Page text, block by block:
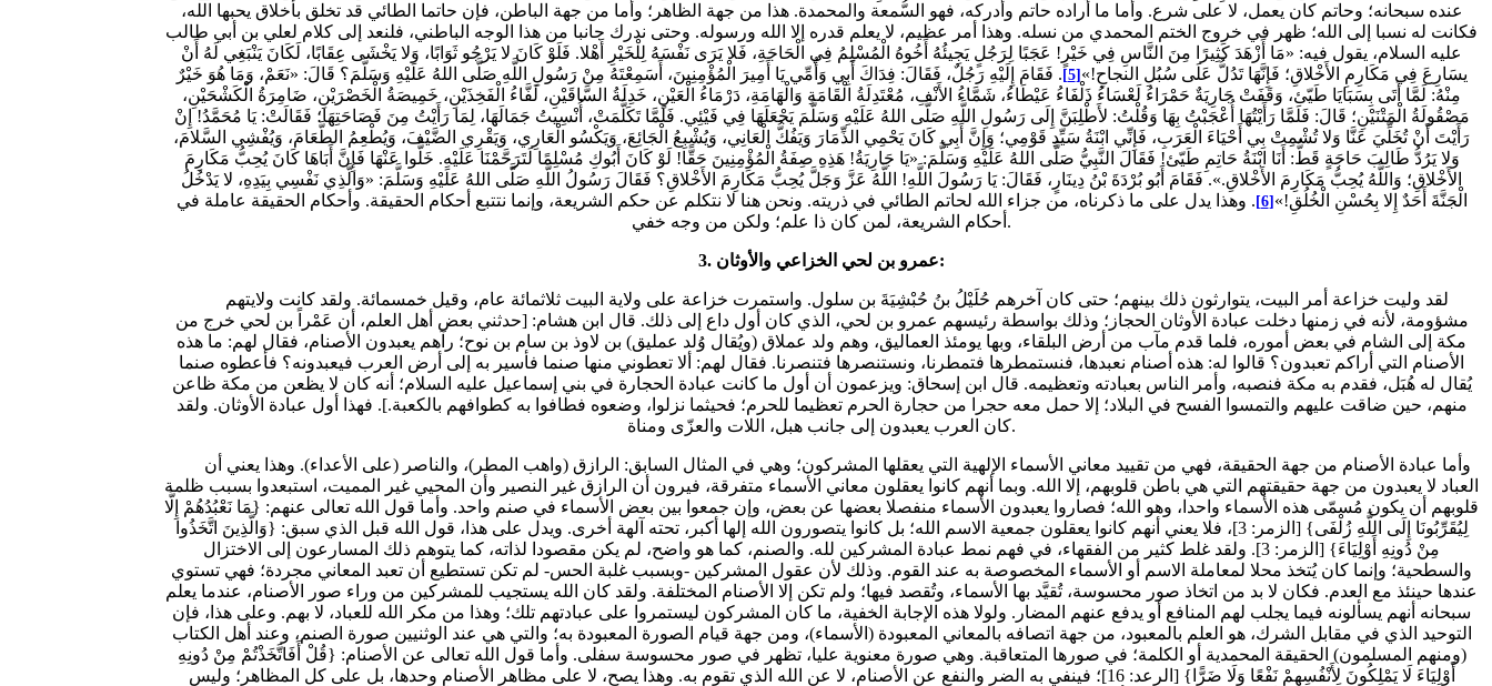
عنده سبحانه؛ وحاتم كان يعمل، لا على شرع. وأما ما أراده حاتم وأدركه، فهو السُّمعة والمحمدة. هذا من جهة الظاهر؛ وأما من جهة الباطن، فإن حاتما الطائي قد تخلق بأخلاق يحبها الله،
فكانت له نسبا إلى الله؛ ظهر في خروج الختم المحمدي من نسله. وهذا أمر عظيم، لا يعلم قدره إلا الله ورسوله. وحتى ندرك جانبا من هذا الوجه الباطني، فلنعد إلى كلام لعلي بن أبي طالب
عليه السلام، يقول فيه: «مَا أَزْهَدَ كَثِيرًا مِنَ النَّاسِ فِي خَيْرٍ! عَجَبًا لِرَجُلٍ يَجِيئُهُ أَخُوهُ الْمُسْلِمُ فِي الْحَاجَةِ، فَلا يَرَى نَفْسَهُ لِلْخَيْرِ أَهْلا. فَلَوْ كَانَ لا يَرْجُو ثَوَابًا، وَلا يَخْشَى عِقَابًا، لَكَانَ يَنْبَغِي لَهُ أَنْ
يسَارِعَ فِي مَكَارِمِ الأَخْلاقِ؛ فَإِنَّهَا تَدُلُّ عَلَى سُبُلِ النجاحِ!» [5]
. فَقَامَ إِلَيْهِ رَجُلٌ، فَقَالَ: فِدَاكَ أَبِي وَأُمِّي يَا أَمِيرَ الْمُؤْمِنِينَ، أَسَمِعْتَهُ مِنْ رَسُولِ اللَّهِ صَلَّى اللهُ عَلَيْهِ وَسَلَّمَ؟ قَالَ: «نَعَمْ، وَمَا هُوَ خَيْرٌ
مِنْهُ: لَمَّا أَتَى بِسَبَايَا طَيّئ، وَقَفَتْ جَارِيَةٌ حَمْرَاءُ لَعْسَاءُ ذَلْفَاءُ عَيْطَاءُ، شَمَّاءُ الأَنْفِ، مُعْتَدِلَةُ الْقَامَةِ وَالْهَامَةِ، دَرْمَاءُ الْعَيْنِ، خَدِلَةُ السَّاقَيْنِ، لَفَّاءُ الْفَخِذَيْنِ، خَمِيصَةُ الْخَصْرَيْنِ، ضَامِرَةُ الْكَشْحَيْنِ،
مَصْقُولَةُ الْمَتْنَيْنِ؛ قَالَ: فَلَمَّا رَأَيْتُهَا أُعْجَبْتُ بِهَا وَقُلْتُ: لأَطْلِبَنَّ إِلَى رَسُولِ اللَّهِ صَلَّى اللهُ عَلَيْهِ وَسَلَّمَ يَجْعَلَهَا فِي فَيْئِي. فَلَمَّا تَكَلَّمَتْ، أُنْسِيتُ جَمَالَهَا، لِمَا رَأَيْتُ مِنَ فَصَاحَتِهَا؛ فَقَالَتْ: يَا مُحَمَّدُ! إِنْ
رَأَيْتَ أَنْ تُخَلِّيَ عَنَّا وَلا تُشْمِتْ بِي أَحْيَاءَ الْعَرَبِ، فَإِنِّي ابْنَةُ سَيِّدِ قَوْمِي؛ وَإِنَّ أَبِي كَانَ يَحْمِي الذِّمَارَ وَيَفُكُّ الْعَانِي، وَيُشْبِعُ الْجَائِعَ، وَيَكْسُو الْعَارِي، وَيَقْرِي الضَّيْفَ، وَيُطْعِمُ الطَّعَامَ، وَيُفْشِي السَّلامَ،
وَلا يَرُدُّ طَالِبَ حَاجَةٍ قَطُّ: أَنَا ابْنَةُ حَاتِمِ طَيّئ! فَقَالَ النَّبِيُّ صَلَّى اللهُ عَلَيْهِ وَسَلَّمَ: «يَا جَارِيَةُ! هَذِهِ صِفَةُ الْمُؤْمِنِينَ حَقًّا! لَوْ كَانَ أَبُوكِ مُسْلِمًا لَتَرَحَّمْنَا عَلَيْهِ. خَلُّوا عَنْهَا فَإِنَّ أَبَاهَا كَانَ يُحِبُّ مَكَارِمَ
الأَخْلاقِ؛ وَاللَّهُ يُحِبُّ مَكَارِمَ الأَخْلاقِ.». فَقَامَ أَبُو بُرْدَةَ بْنُ دِينَارٍ، فَقَالَ: يَا رَسُولَ اللَّهِ! اللَّهُ عَزَّ وَجَلَّ يُحِبُّ مَكَارِمَ الأَخْلاقِ؟ فَقَالَ رَسُولُ اللَّهِ صَلَّى اللهُ عَلَيْهِ وَسَلَّمَ: «وَالَّذِي نَفْسِي بِيَدِهِ، لا يَدْخُلُ
الْجَنَّةَ أَحَدٌ إِلا بِحُسْنِ الْخُلُقِ!» [6]
. وهذا يدل على ما ذكرناه، من جزاء الله لحاتم الطائي في ذريته. ونحن هنا لا نتكلم عن حكم الشريعة، وإنما نتتبع أحكام الحقيقة. وأحكام الحقيقة عاملة في
أحكام الشريعة، لمن كان ذا علم؛ ولكن من وجه خفي.
3. عمرو بن لحي الخزاعي والأوثان:
مشؤومة، لأنه في زمنها دخلت عبادة الأوثان الحجاز؛ وذلك بواسطة رئيسهم عمرو بن لحي، الذي كان أول داع إلى ذلك. قال ابن هشام: [حدثني بعض أهل العلم، أن عَمْراً بن لحي خرج من
مكة إلى الشام في بعض أموره، فلما قدم مآب من أرض البلقاء، وبها يومئذ العماليق، وهم ولد عملاق (ويُقال وُلد عمليق) بن لاوذ بن سام بن نوح؛ رآهم يعبدون الأصنام، فقال لهم: ما هذه
الأصنام التي أراكم تعبدون؟ قالوا له: هذه أصنام نعبدها، فنستمطرها فتمطرنا، ونستنصرها فتنصرنا. فقال لهم: ألا تعطوني منها صنما فأسير به إلى أرض العرب فيعبدونه؟ فأعطوه صنما
يُقال له هُبَل، فقدم به مكة فنصبه، وأمر الناس بعبادته وتعظيمه. قال ابن إسحاق: ويزعمون أن أول ما كانت عبادة الحجارة في بني إسماعيل عليه السلام؛ أنه كان لا يظعن من مكة ظاعن
منهم، حين ضاقت عليهم والتمسوا الفسح في البلاد؛ إلا حمل معه حجرا من حجارة الحرم تعظيما للحرم؛ فحيثما نزلوا، وضعوه فطافوا به كطوافهم بالكعبة.]. فهذا أول عبادة الأوثان. ولقد
كان العرب يعبدون إلى جانب هبل، اللات والعزّى ومناة.
العباد لا يعبدون من جهة حقيقتهم التي هي باطن قلوبهم، إلا الله. وبما أنهم كانوا يعقلون معاني الأسماء متفرقة، فيرون أن الرازق غير النصير وأن المحيي غير المميت، استبعدوا بسبب ظلمة
قلوبهم أن يكون مُسمّى هذه الأسماء واحدا، وهو الله؛ فصاروا يعبدون الأسماء منفصلا بعضها عن بعض، وإن جمعوا بين بعض الأسماء في صنم واحد. وأما قول الله تعالى عنهم: {مَا نَعْبُدُهُمْ إِلَّا
لِيُقَرِّبُونَا إِلَى اللَّهِ زُلْفَى} [الزمر: 3]، فلا يعني أنهم كانوا يعقلون جمعية الاسم الله؛ بل كانوا يتصورون الله إلها أكبر، تحته آلهة أخرى. ويدل على هذا، قول الله قبل الذي سبق: {وَالَّذِينَ اتَّخَذُوا
مِنْ دُونِهِ أَوْلِيَاءَ} [الزمر: 3]. ولقد غلط كثير من الفقهاء، في فهم نمط عبادة المشركين لله. والصنم، كما هو واضح، لم يكن مقصودا لذاته، كما يتوهم ذلك المسارعون إلى الاختزال
والسطحية؛ وإنما كان يُتخذ محلا لمعاملة الاسم أو الأسماء المخصوصة به عند القوم. وذلك لأن عقول المشركين -وبسبب غلبة الحس- لم تكن تستطيع أن تعبد المعاني مجردة؛ فهي تستوي
عندها حينئذ مع العدم. فكان لا بد من اتخاذ صور محسوسة، تُقيَّد بها الأسماء، وتُقصد فيها؛ ولم تكن إلا الأصنام المختلفة. ولقد كان الله يستجيب للمشركين من وراء صور الأصنام، عندما يعلم
سبحانه أنهم يسألونه فيما يجلب لهم المنافع أو يدفع عنهم المضار. ولولا هذه الإجابة الخفية، ما كان المشركون ليستمروا على عبادتهم تلك؛ وهذا من مكر الله للعباد، لا بهم. وعلى هذا، فإن
التوحيد الذي في مقابل الشرك، هو العلم بالمعبود، من جهة اتصافه بالمعاني المعبودة (الأسماء)، ومن جهة قيام الصورة المعبودة به؛ والتي هي عند الوثنيين صورة الصنم، وعند أهل الكتاب
(ومنهم المسلمون) الحقيقة المحمدية أو الكلمة؛ في صورها المتعاقبة. وهي صورة معنوية عليا، تظهر في صور محسوسة سفلى. وأما قول الله تعالى عن الأصنام: {قُلْ أَفَاتَّخَذْتُمْ مِنْ دُونِهِ
أَوْلِيَاءَ لَا يَمْلِكُونَ لِأَنْفُسِهِمْ نَفْعًا وَلَا ضَرًّا} [الرعد: 16]؛ فينفي به الضر والنفع عن الأصنام، لا عن الله الذي تقوم به. وهذا يصح، لا على مظاهر الأصنام وحدها، بل على كل المظاهر؛ وليس